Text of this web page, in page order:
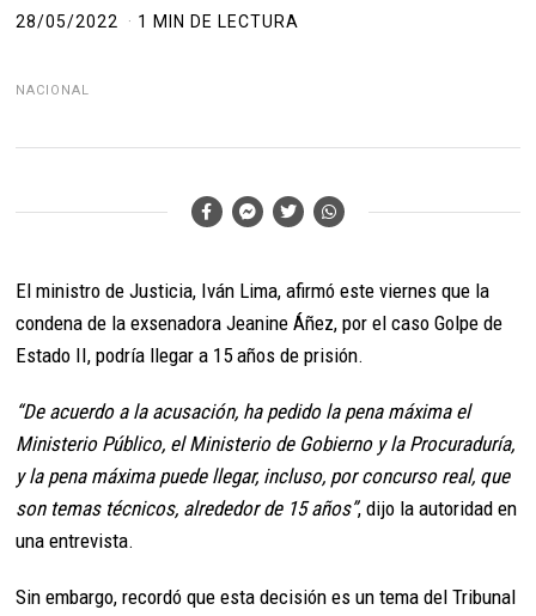
28/05/2022 1 MIN DE LECTURA
NACIONAL
El ministro de Justicia, Iván Lima, afirmó este viernes que la
condena de la exsenadora Jeanine Áñez, por el caso Golpe de
Estado II, podría llegar a 15 años de prisión.
“De acuerdo a la acusación, ha pedido la pena máxima el
Ministerio Público, el Ministerio de Gobierno y la Procuraduría,
y la pena máxima puede llegar, incluso, por concurso real, que
son temas técnicos, alrededor de 15 años”, dijo la autoridad en
una entrevista.
Sin embargo, recordó que esta decisión es un tema del Tribunal